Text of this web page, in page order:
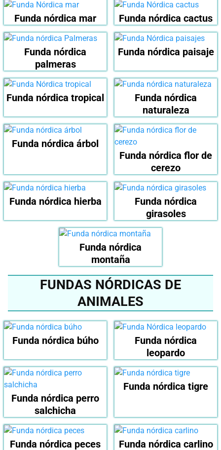
Funda nórdica mar Funda nórdica cactus
Funda nórdica
palmeras
Funda nórdica paisaje
Funda nórdica tropical
Funda nórdica
naturaleza
Funda nórdica árbol
Funda nórdica flor de
cerezo
Funda nórdica hierba
Funda nórdica
girasoles
Funda nórdica
montaña
FUNDAS NÓRDICAS DE
ANIMALES
Funda nórdica búho
Funda nórdica
leopardo
Funda nórdica perro
salchicha
Funda nórdica tigre
Funda nórdica peces Funda nórdica carlino